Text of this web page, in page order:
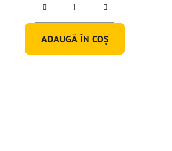
ADAUGĂ ÎN COŞ